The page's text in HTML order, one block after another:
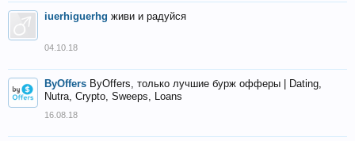
iuerhiguerhg живи и радуйся
04.10.18
ByOffers ByOffers, только лучшие бурж офферы | Dating,
Nutra, Crypto, Sweeps, Loans
16.08.18